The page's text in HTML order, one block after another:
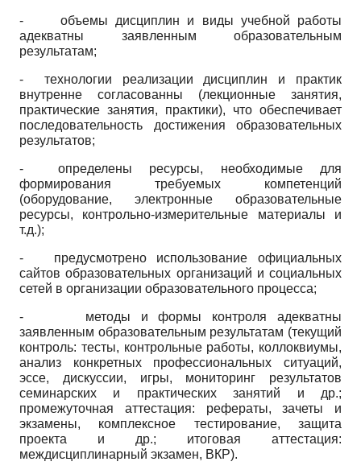
- объемы дисциплин и виды учебной работы
адекватны заявленным образовательным
результатам;
- технологии реализации дисциплин и практик
внутренне согласованны (лекционные занятия,
практические занятия, практики), что обеспечивает
последовательность достижения образовательных
результатов;
- определены ресурсы, необходимые для
формирования требуемых компетенций
(оборудование, электронные образовательные
ресурсы, контрольно-измерительные материалы и
т.д.);
- предусмотрено использование официальных
сайтов образовательных организаций и социальных
сетей в организации образовательного процесса;
- методы и формы контроля адекватны
заявленным образовательным результатам (текущий
контроль: тесты, контрольные работы, коллоквиумы,
анализ конкретных профессиональных ситуаций,
эссе, дискуссии, игры, мониторинг результатов
семинарских и практических занятий и др.;
промежуточная аттестация: рефераты, зачеты и
экзамены, комплексное тестирование, защита
проекта и др.; итоговая аттестация:
междисциплинарный экзамен, ВКР).